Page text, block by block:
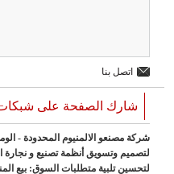
اتصل بنا
شارك الصفحة على شبكات
لتحسين تلبية متطلبات السوق: بيع